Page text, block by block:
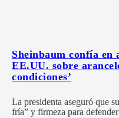
Sheinbaum confía en
EE.UU. sobre
condiciones’
La presidenta aseguró que
fría” y firmeza para